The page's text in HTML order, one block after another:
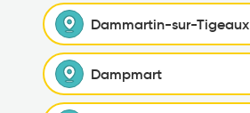
Dammartin-sur-Tigeaux
Dampmart